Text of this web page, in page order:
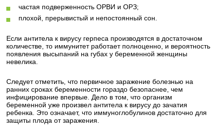
частая подверженность ОРВИ и ОРЗ;
плохой, прерывистый и непостоянный сон.
Если антитела к вирусу герпеса производятся в достаточном
количестве, то иммунитет работает полноценно, и вероятность
появления высыпаний на губах у беременной женщины
невелика.
Следует отметить, что первичное заражение болезнью на
ранних сроках беременности гораздо безопаснее, чем
инфицирование впервые. Дело в том, что организм
беременной уже произвел антитела к вирусу до зачатия
ребенка. Это означает, что иммуноглобулинов достаточно для
защиты плода от заражения.